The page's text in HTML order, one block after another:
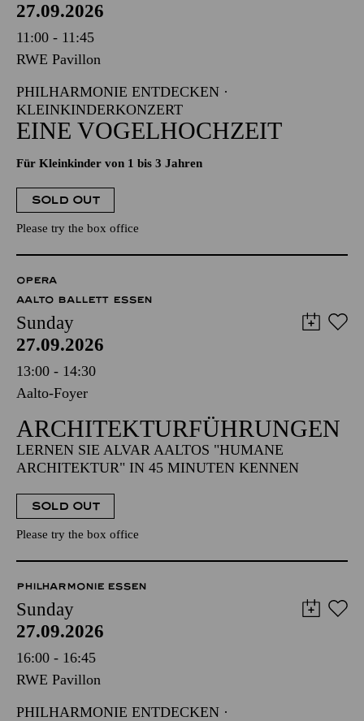
27.09.2026
11:00 - 11:45
RWE Pavillon
PHILHARMONIE ENTDECKEN ·
KLEINKINDERKONZERT
EINE VOGELHOCHZEIT
Für Kleinkinder von 1 bis 3 Jahren
SOLD OUT
Please try the box office
OPERA
AALTO BALLETT ESSEN
Sunday
27.09.2026
13:00 - 14:30
Aalto-Foyer
ARCHITEKTUR­FÜHRUNGEN
LERNEN SIE ALVAR AALTOS "HUMANE
ARCHITEKTUR" IN 45 MINUTEN KENNEN
SOLD OUT
Please try the box office
PHILHARMONIE ESSEN
Sunday
27.09.2026
16:00 - 16:45
RWE Pavillon
PHILHARMONIE ENTDECKEN ·